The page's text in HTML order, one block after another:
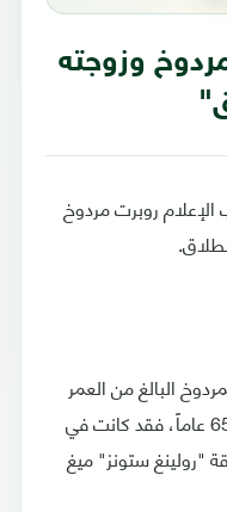
وزوجته
روبرت مردوخ
البالغ من العمر
91 عاما. أما هول، البالغة من العمر 65 عاماً، فقد كانت في
"رولينغ ستونز" ميغ